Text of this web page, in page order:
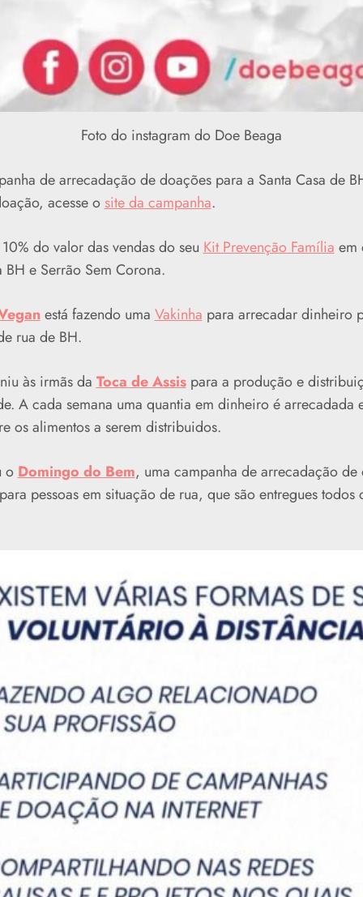
Foto do instagram do Doe Beaga
de arrecadação de doações para a Santa Casa de
acesse o site da campanha.
do valor das vendas do seu Kit Prevenção Família em
BH e Serrão Sem Corona.
está fazendo uma Vakinha para arrecadar dinheiro
rua de BH.
às irmãs da Toca de Assispara a produção e
A cada semana uma quantia em dinheiro é arrecadada
os alimentos a serem distribuidos.
o Domingo do Bem, uma campanha de arrecadação
pessoas em situação de rua, que são entregues todos